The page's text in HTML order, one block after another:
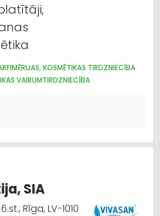
KOSMĒTIKAS TIRDZNIECĪBA
VAIRUMTIRDZNIECĪBA
PRECES UN PIEDERUMI
SIA
Rīga, LV-1010